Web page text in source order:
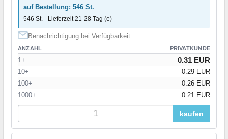
auf Bestellung: 546 St.
546 St. - Lieferzeit 21-28 Tag (e)
Benachrichtigung bei Verfügbarkeit
ANZAHL PRIVATKUNDE
1+ 0.31 EUR
10+
0.29 EUR
100+
0.26 EUR
1000+
0.21 EUR
kaufen